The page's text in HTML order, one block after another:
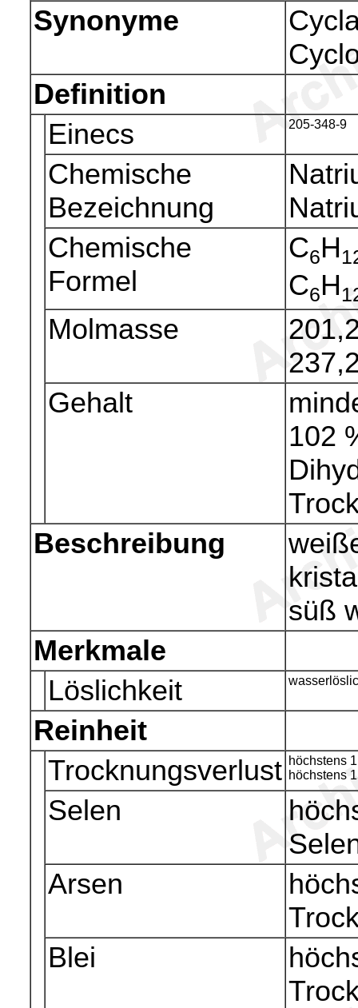
Synonyme
Definition
Einecs
205-348-9
Chemische
Bezeichnung
Chemische
Formel
C6H
C6H
Molmasse
Gehalt
102
Beschreibung
süß
Merkmale
Löslichkeit
Reinheit
Trocknungsverlust höchstens
höchstens
Selen
Arsen
Blei